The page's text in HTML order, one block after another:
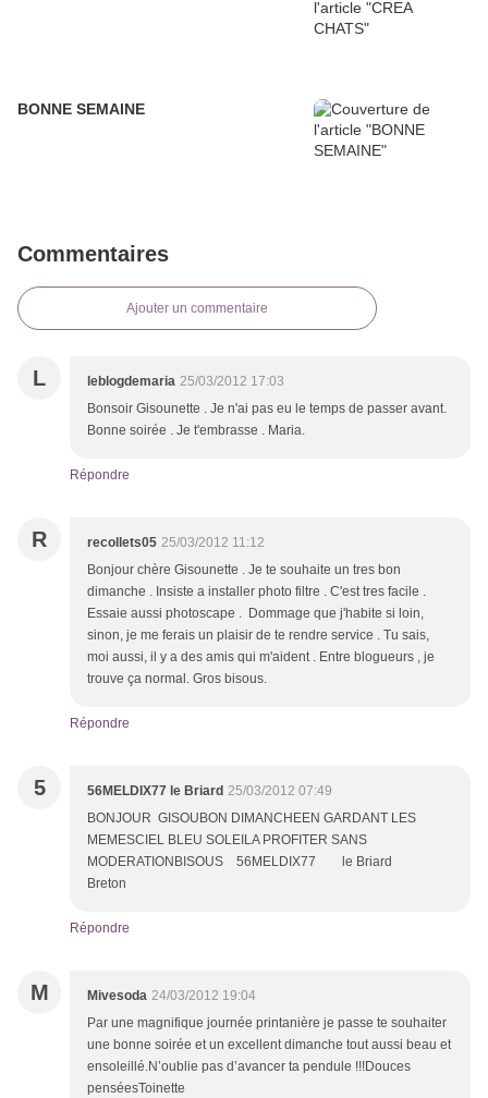
BONNE SEMAINE
Commentaires
Ajouter un commentaire
L leblogdemaria 25/03/2012 17:03
Bonsoir Gisounette . Je n'ai pas eu le temps de passer avant.
Bonne soirée . Je t'embrasse . Maria.
Répondre
R recollets05 25/03/2012 11:12
Bonjour chère Gisounette . Je te souhaite un tres bon
dimanche . Insiste a installer photo filtre . C'est tres facile .
Essaie aussi photoscape . Dommage que j'habite si loin,
sinon, je me ferais un plaisir de te rendre service . Tu sais,
moi aussi, il y a des amis qui m'aident . Entre blogueurs , je
trouve ça normal. Gros bisous.
Répondre
5 56MELDIX77 le Briard 25/03/2012 07:49
BONJOUR GISOUBON DIMANCHEEN GARDANT LES
MEMESCIEL BLEU SOLEILA PROFITER SANS
MODERATIONBISOUS 56MELDIX77 le Briard
Breton
Répondre
M Mivesoda 24/03/2012 19:04
Par une magnifique journée printanière je passe te souhaiter
une bonne soirée et un excellent dimanche tout aussi beau et
ensoleillé.N’oublie pas d’avancer ta pendule !!!Douces
penséesToinette